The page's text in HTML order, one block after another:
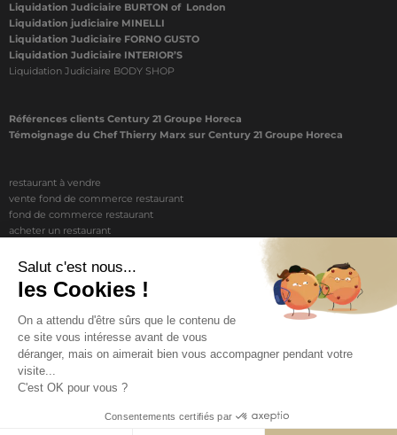
Liquidation Judiciaire BURTON of London
Liquidation judiciaire MINELLI
Liquidation Judiciaire FORNO GUSTO
Liquidation Judiciaire INTERIOR’S
Liquidation Judiciaire BODY SHOP
Références clients Century 21 Groupe Horeca
Témoignage du Chef Thierry Marx sur Century 21 Groupe Horeca
restaurant à vendre
vente fond de commerce restaurant
fond de commerce restaurant
acheter un restaurant
vente de fond de commerce restaurant
restaurant vendre